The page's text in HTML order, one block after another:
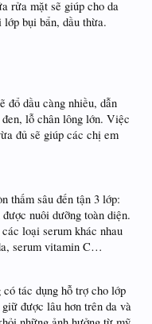
rửa mặt sẽ giúp cho da
bụi bẩn, dầu thừa.
đổ dầu càng nhiều, dẫn
lỗ chân lông lớn. Việc
đủ sẽ giúp các chị em
thấm sâu đến tận 3 lớp:
nuôi dưỡng toàn diện.
loại serum khác nhau
serum vitamin C…
tác dụng hỗ trợ cho lớp
được lâu hơn trên da và